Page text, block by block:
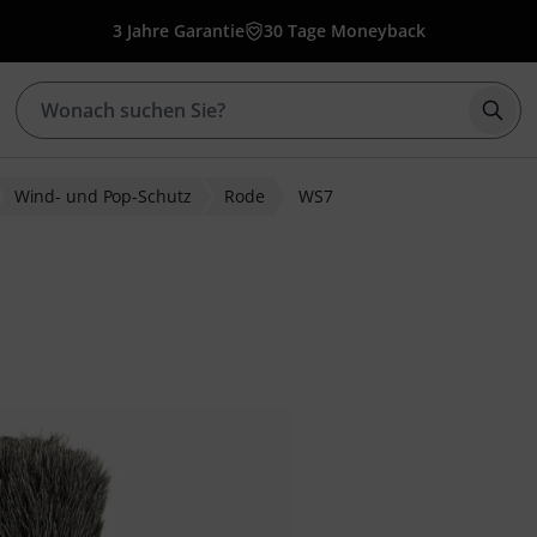
3 Jahre Garantie 30 Tage Moneyback
Wind- und Pop-Schutz Rode WS7